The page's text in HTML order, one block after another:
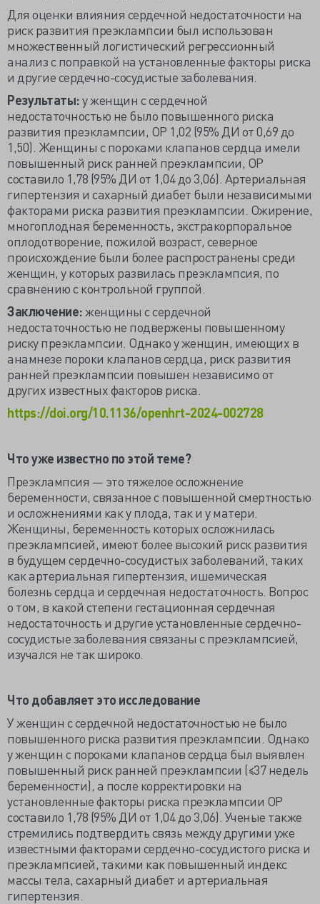
Для оценки влияния сердечной недостаточности на
риск развития преэклампсии был использован
множественный логистический регрессионный
анализ с поправкой на установленные факторы риска
и другие сердечно-сосудистые заболевания.
Результаты:у женщин с сердечной
недостаточностью не было повышенного риска
развития преэклампсии, ОР 1,02 (95% ДИ от 0,69 до
1,50). Женщины с пороками клапанов сердца имели
повышенный риск ранней преэклампсии, ОР
составило 1,78 (95% ДИ от 1,04 до 3,06). Артериальная
гипертензия и сахарный диабет были независимыми
факторами риска развития преэклампсии. Ожирение,
многоплодная беременность, экстракорпоральное
оплодотворение, пожилой возраст, северное
происхождение были более распространены среди
женщин, у которых развилась преэклампсия, по
сравнению с контрольной группой.
Заключение:женщины с сердечной
недостаточностью не подвержены повышенному
риску преэклампсии. Однако у женщин, имеющих в
анамнезе пороки клапанов сердца, риск развития
ранней преэклампсии повышен независимо от
других известных факторов риска.
https://doi.org/10.1136/openhrt-2024-002728
Что уже известно по этой теме?
Преэклампсия — это тяжелое осложнение
беременности, связанное с повышенной смертностью
и осложнениями как у плода, так и у матери.
Женщины, беременность которых осложнилась
преэклампсией, имеют более высокий риск развития
в будущем сердечно-сосудистых заболеваний, таких
как артериальная гипертензия, ишемическая
болезнь сердца и сердечная недостаточность. Вопрос
о том, в какой степени гестационная сердечная
недостаточность и другие установленные сердечно-
сосудистые заболевания связаны с преэклампсией,
изучался не так широко.
Что добавляет это исследование
У женщин с сердечной недостаточностью не было
повышенного риска развития преэклампсии. Однако
у женщин с пороками клапанов сердца был выявлен
повышенный риск ранней преэклампсии (≤37 недель
беременности), а после корректировки на
установленные факторы риска преэклампсии ОР
составило 1,78 (95% ДИ от 1,04 до 3,06). Ученые также
стремились подтвердить связь между другими уже
известными факторами сердечно-сосудистого риска и
преэклампсией, такими как повышенный индекс
массы тела, сахарный диабет и артериальная
гипертензия.